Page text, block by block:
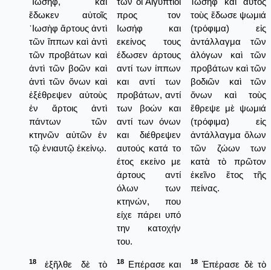
ἔδωκεν αὐτοῖς
᾿Ιωσὴφ ἄρτους ἀντὶ
τῶν ἵππων καὶ ἀντὶ
τῶν προβάτων καὶ
ἀντὶ τῶν βοῶν καὶ
ἀντὶ τῶν ὄνων καὶ
ἐξέθρεψεν αὐτοὺς
ἐν ἄρτοις ἀντὶ
πάντων τῶν
κτηνῶν αὐτῶν ἐν
τῷ ἐνιαυτῷ ἐκείνῳ.
προς τον
Ιωσήφ και
εκείνος τους
έδωσεν άρτους
αντί των ίππων
και αντί των
προβάτων, αντί
των βοών και
αντί των όνων
και διέθρεψεν
αυτούς κατά το
έτος εκείνο με
άρτους αντί
όλων των
κτηνών, που
είχε πάρει υπό
την κατοχήν
του.
τοὺς ἔδωσε ψωμιά
(τρόφιμα) εἰς
ἀντάλλαγμα τῶν
ἀλόγων καὶ τῶν
προβάτων καὶ τῶν
βοδιῶν καὶ τῶν
ὄνων καὶ τοὺς
ἔθρεψε μὲ ψωμιά
(τρόφιμα) εἰς
ἀντάλλαγμα ὅλων
τῶν ζώων των
κατὰ τὸ πρῶτον
ἐκεῖνο ἔτος τῆς
πείνας.
18
ἐξῆλθε δὲ τὸ
18
Επέρασε και
18 Ἐπέρασε δὲ τὸ